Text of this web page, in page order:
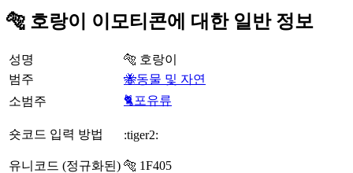
🐅 호랑이 이모티콘에 대한 일반 정보
성명
🐅 호랑이
범주
🐝동물 및 자연
소범주
🐈포유류
숏코드 입력 방법 :tiger2:
유니코드 (정규화된) 🐅 1F405